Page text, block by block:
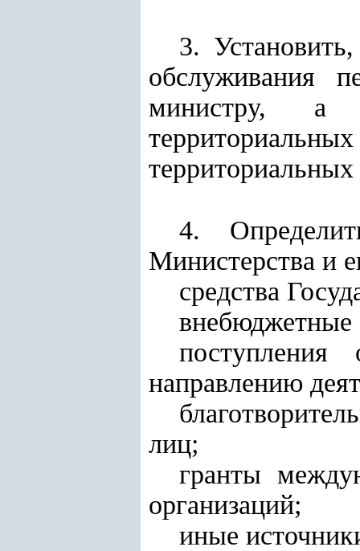
3.
обслуживания
министру, а
4.
Министерства и
средства
внебюджетные
направлению
лиц;
гранты
организаций;
иные